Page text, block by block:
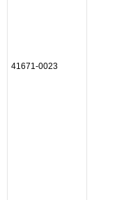
41671-0023